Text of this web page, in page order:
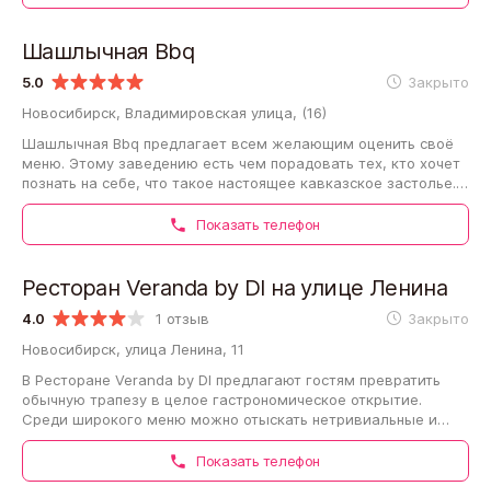
5.0 Закрыто
Шашлычная Bbq
Новосибирск, Владимировская улица, (16)
Шашлычная Bbq предлагает всем желающим оценить своё
меню. Этому заведению есть чем порадовать тех, кто хочет
познать на себе, что такое настоящее кавказское застолье. В
меню вы найдёте блюда,…
Показать телефон
4.0 1 отзыв Закрыто
Ресторан Veranda by DI на улице Ленина
Новосибирск, улица Ленина, 11
В Ресторане Veranda by DI предлагают гостям превратить
обычную трапезу в целое гастрономическое открытие.
Среди широкого меню можно отыскать нетривиальные и
даже уникальные блюда. Официанты…
Показать телефон